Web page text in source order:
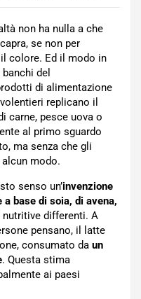
non ha nulla a che
se non per
il colore. Ed il modo in
del
di alimentazione
replicano il
carne, pesce uova o
al primo sguardo
ma senza che gli
modo.
senso un’invenzione
a base di soia, di avena,
nutritive differenti. A
pensano, il latte
consumato da un
. Questa stima
ai paesi